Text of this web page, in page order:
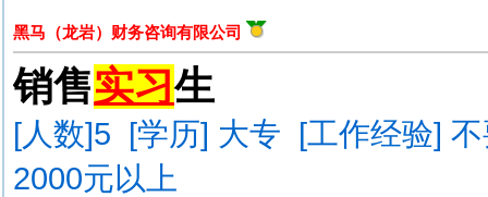
黑马（龙岩）财务咨询有限公司
销售实习生
[人数]5 [学历] 大专 [工作经验]
2000元以上